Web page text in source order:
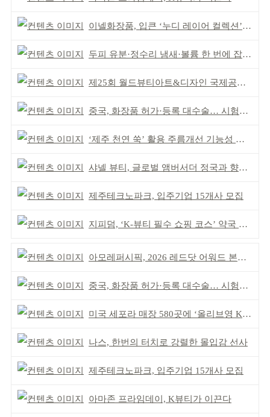
이넬화장품, 입큰 ‘누디 레이어 컬렉션’ 출시
두피 유분·정수리 냄새·볼륨 한 번에 잡는다
제25회 월드뷰티아트&디자인 국제공모전 시상식 성황
중국, 화장품 허가·등록 대수술… 시험자료 공용 허용
‘제주 천연 쑥’ 활용 주름개선 기능성 식약처 심사 통과
샤넬 뷰티, 글로벌 앰버서더 정국과 향수 캠페인 공개
제주테크노파크, 입주기업 15개사 모집
지피덤, ‘K-뷰티 필수 쇼핑 코스’ 약국 공략
아모레퍼시픽, 2026 레드닷 어워드 본상 2개 수상
중국, 화장품 허가·등록 대수술… 시험자료 공용 허용
미국 세포라 매장 580곳에 ‘올리브영 K뷰티에딧’ 론칭
나스, 한번의 터치로 강렬한 몰입감 선사
제주테크노파크, 입주기업 15개사 모집
아마존 프라임데이, K뷰티가 이끈다